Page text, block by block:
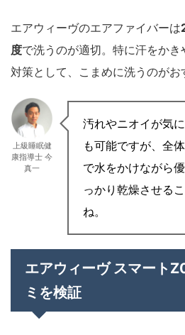
エアウィーヴのエアファイバーは
度で洗うのが適切。特に汗をか
対策として、こまめに洗うのがお
上級睡眠健
康指導士 今
真一
汚れやニオイが気
も可能ですが、全
で水をかけながら
っかり乾燥させる
ね。
エアウィーヴ スマート
ミを検証